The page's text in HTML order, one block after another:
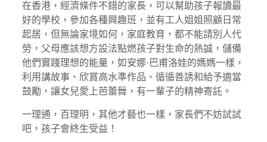
在香港，經濟條件不錯的家長，可以幫助孩子報讀最
好的學校，參加各種興趣班，並有工人姐姐照顧日常
起居，但無論家境如何，家庭教育，都不能請別人代
勞，父母應該想方設法點燃孩子對生命的熱誠，儲備
他們實踐理想的能量，如安娜·巴甫洛娃的媽媽一樣，
利用講故事、欣賞高水準作品、循循善誘和給予適當
鼓勵，讓女兒愛上芭蕾舞，有一輩子的精神寄託。
一理通，百理明，其他才藝也一樣，家長們不妨試試
吧，孩子會終生受益！